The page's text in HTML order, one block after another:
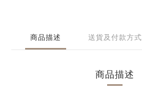
商品描述 送貨及付款方式
商品描述